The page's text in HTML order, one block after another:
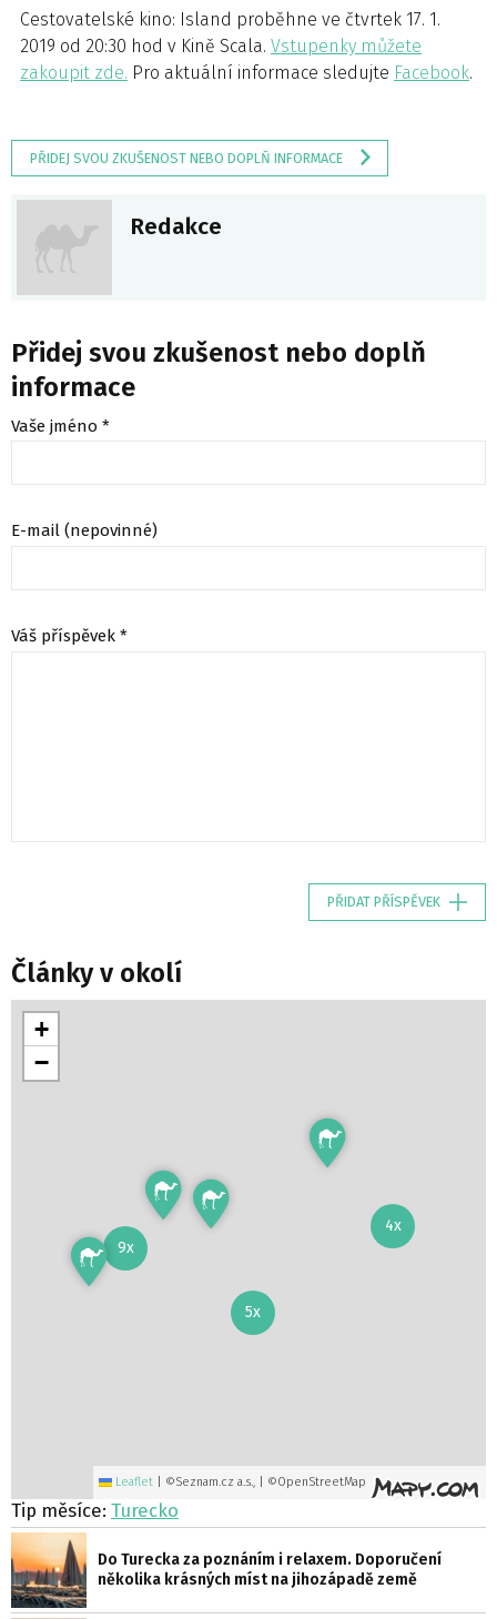
Cestovatelské kino: Island proběhne ve čtvrtek 17. 1.
2019 od 20:30 hod v Kině Scala. Vstupenky můžete
zakoupit zde. Pro aktuální informace sledujte Facebook.
PŘIDEJ SVOU ZKUŠENOST NEBO DOPLŇ INFORMACE
Redakce
Přidej svou zkušenost nebo doplň
informace
Vaše jméno *
E-mail (nepovinné)
Váš příspěvek *
PŘIDAT PŘÍSPĚVEK
Články v okolí
4x
5x
9x
+
−
Leaflet ©Seznam.cz a.s., | ©OpenStreetMap
Tip měsíce: Turecko
Do Turecka za poznáním i relaxem. Doporučení
několika krásných míst na jihozápadě země